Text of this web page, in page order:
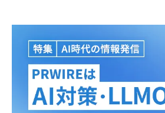
English